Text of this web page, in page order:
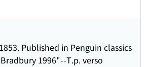
Published in Penguin classics
1996"--T.p. verso